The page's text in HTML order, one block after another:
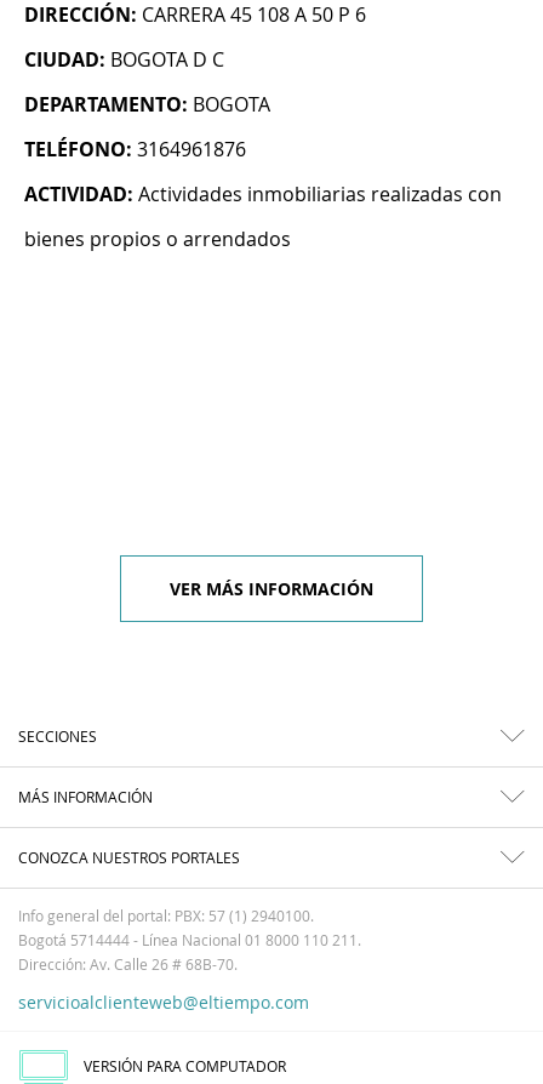
DIRECCIÓN: CARRERA 45 108 A 50 P 6
CIUDAD: BOGOTA D C
DEPARTAMENTO: BOGOTA
TELÉFONO: 3164961876
ACTIVIDAD: Actividades inmobiliarias realizadas con
bienes propios o arrendados
VER MÁS INFORMACIÓN
SECCIONES
MÁS INFORMACIÓN
CONOZCA NUESTROS PORTALES
Info general del portal: PBX: 57 (1) 2940100.
Bogotá 5714444 - Línea Nacional 01 8000 110 211.
Dirección: Av. Calle 26 # 68B-70.
servicioalclienteweb@eltiempo.com
VERSIÓN PARA COMPUTADOR